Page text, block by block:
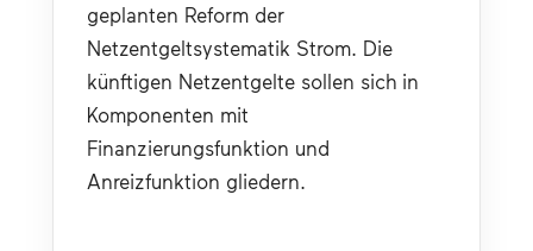
geplanten Reform der
Netzentgeltsystematik Strom. Die
künftigen Netzentgelte sollen sich in
Komponenten mit
Finanzierungsfunktion und
Anreizfunktion gliedern.